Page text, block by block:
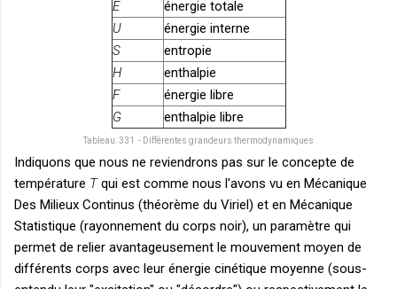
E
énergie totale
U
énergie interne
S
entropie
H
enthalpie
F
énergie libre
G
enthalpie libre
Tableau: 331 - Différentes grandeurs thermodynamiques
Indiquons que nous ne reviendrons pas sur le concepte de
température Tqui est comme nous l'avons vu en Mécanique
Des Milieux Continus (théorème du Viriel) et en Mécanique
Statistique (rayonnement du corps noir), un paramètre qui
permet de relier avantageusement le mouvement moyen de
différents corps avec leur énergie cinétique moyenne (sous-